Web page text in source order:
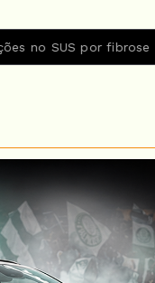
por fibrose cística